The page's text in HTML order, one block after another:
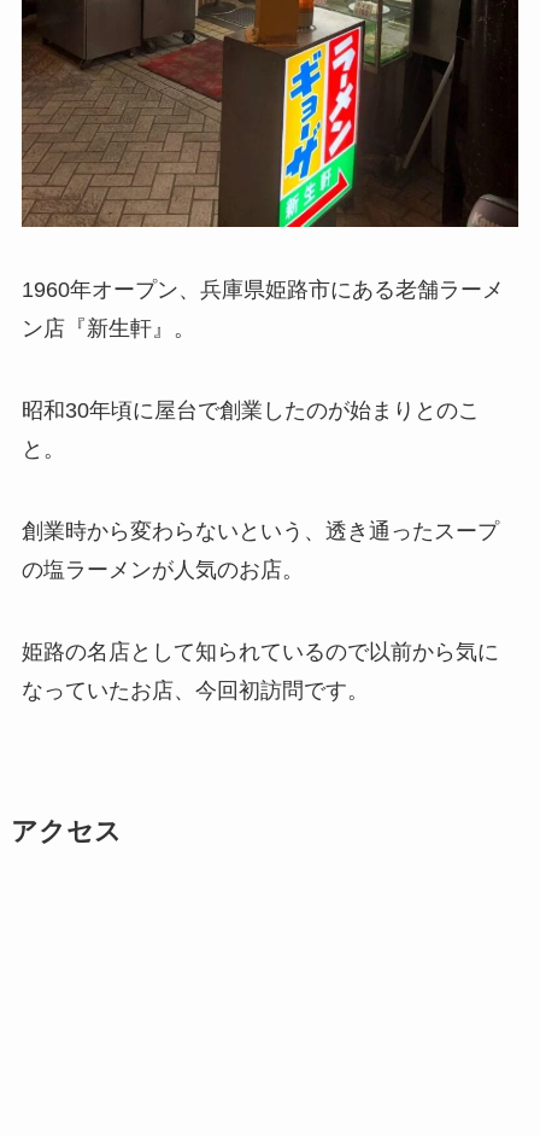
1960年オープン、兵庫県姫路市にある老舗ラーメ
ン店『新生軒』。
昭和30年頃に屋台で創業したのが始まりとのこ
と。
創業時から変わらないという、透き通ったスープ
の塩ラーメンが人気のお店。
姫路の名店として知られているので以前から気に
なっていたお店、今回初訪問です。
アクセス